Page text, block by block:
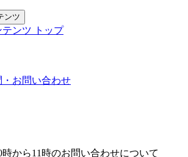
ンツ
ンツ トップ
・お問い合わせ
から11時のお問い合わせについて